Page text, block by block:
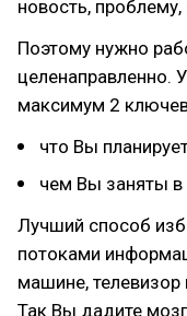
новость, проблему,
Поэтому нужно
целенаправленно.
максимум 2
что Вы
чем Вы заняты
Лучший способ
потоками
машине,
Так Вы дадите